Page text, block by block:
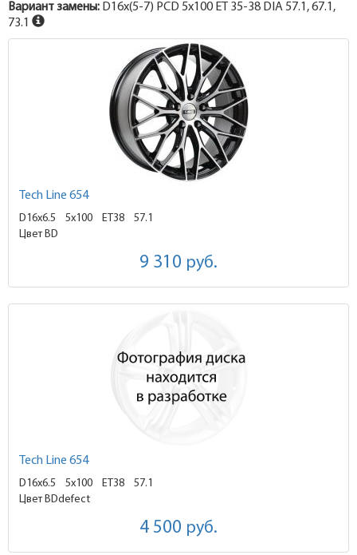
Вариант замены: D16x(5-7) PCD 5x100 ET 35-38 DIA 57.1, 67.1,
73.1
Tech Line 654
D16x6.5 5x100 ET38
57.1
Цвет BD
9 310 руб.
Tech Line 654
D16x6.5 5x100 ET38
57.1
Цвет BDdefect
4 500 руб.